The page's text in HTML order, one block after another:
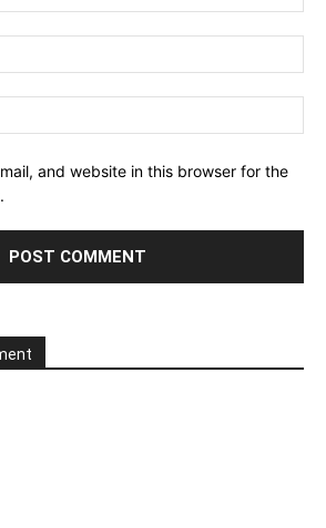
and website in this browser for the